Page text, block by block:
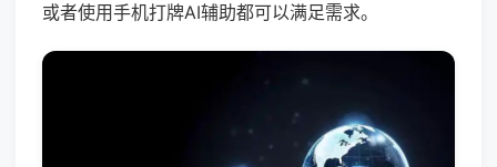
或者使用手机打牌AI辅助都可以满足需求。